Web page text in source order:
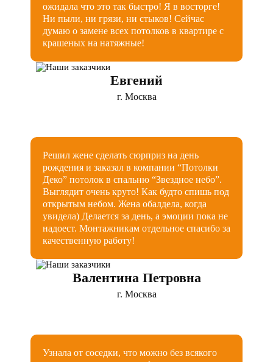
ожидала что это так быстро! Я в восторге!
Ни пыли, ни грязи, ни стыков! Сейчас
думаю о замене всех потолков в квартире с
крашеных на натяжные!
Евгений
г. Москва
Решил жене сделать сюрприз на день
рождения и заказал в компании “Потолки
Деко” потолок в спальню “Звездное небо”.
Выглядит очень круто! Как будто спишь под
открытым небом. Жена обалдела, когда
увидела) Делается за день, а эмоции пока не
надоест. Монтажникам отдельное спасибо за
качественную работу!
Валентина Петровна
г. Москва
Узнала от соседки, что можно без всякого